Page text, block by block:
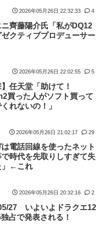
所ネタ 第123話「なぜなにキ
の時の空気感を知りたい
句、道路に倒れてどえらいこ
てるのか分かんない奴はモテ
かるよな？？？？？？？
た…」 日本を知ってしまった
話 感想：秋山さんの逆転の策
企画でハッスルしすぎてしま
て♡ ←「またへんないきものが
かるよな？？？？？？？
生さん、和彫を入れて人生終
の時の空気感を知りたい
日曜の朝から素材を提供して
ィリピン人キャラが可愛す
が日本人女性とデートか？
題歌にVTuber起用→また炎上
:杉山遙希（2026.8.9）
、保険にも入れないヤツは運
性の甲府に2-0快勝で5年ぶり
PK弾
2026年05月26日 22:32:33 4
ニ齊藤陽介氏「私がDQ12
クティブプロデューサー
2026年05月26日 22:02:55 5
】任天堂「助けて！
買った人がソフト買って
れないの！」
2026年05月26日 21:02:17 29
は電話回線を使ったネット
時代を先取りしすぎて失
」←これ
2026年05月26日 20:32:16 2
27 いよいよドラクエ12
占で発表される！